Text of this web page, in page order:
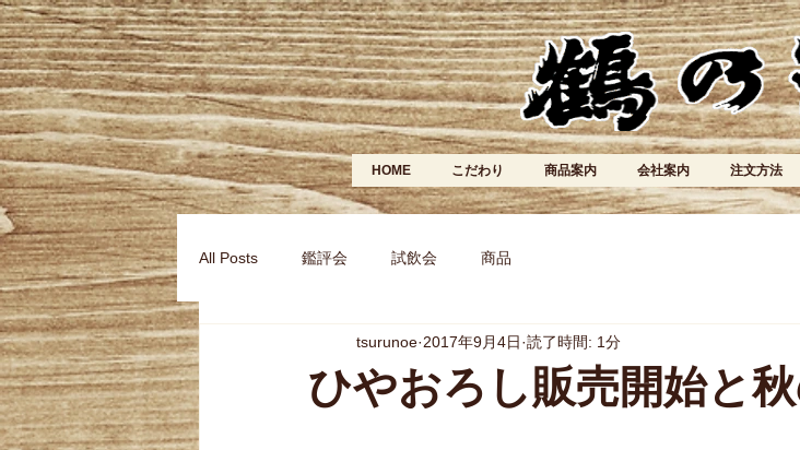
HOME こだわり 商品案内 会社案内 注文方法
All Posts 鑑評会 試飲会 商品
ひやおろし販売開始と
tsurunoe 2017年9月4日 読了時間: 1分